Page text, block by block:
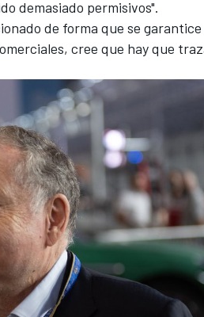
demasiado permisivos".
de forma que se
cree que hay que